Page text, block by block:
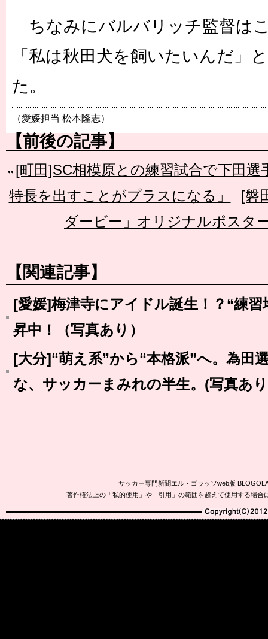
ちなみにバルバリッチ監督は
「私は秋田犬を飼いたいんだ」
た。
（愛媛担当 松本隆志）
【前後の記事】
[町田]SC相模原との練習試合で下田選
特長を出すことがプラスになる」
[磐
ダービー」オリジナルポスタ
【関連記事】
[愛媛]梅津寺にアイドル誕生！？“練
昇中！（写真あり）
[大分]“萌え系”から“本格派”へ。為田
な、サッカーまみれの半生。(写真あ
サッカー専門新聞エル・ゴラッソweb版
著作権法上の「私的使用」や「引用」の範囲を超えて使用する場
Copyright(C)2010-